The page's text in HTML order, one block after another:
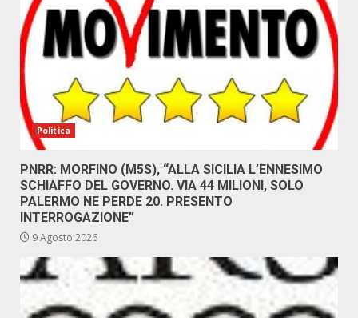
Politica
PNRR: MORFINO (M5S), “ALLA SICILIA L’ENNESIMO
SCHIAFFO DEL GOVERNO. VIA 44 MILIONI, SOLO
PALERMO NE PERDE 20. PRESENTO
INTERROGAZIONE”
9 Agosto 2026